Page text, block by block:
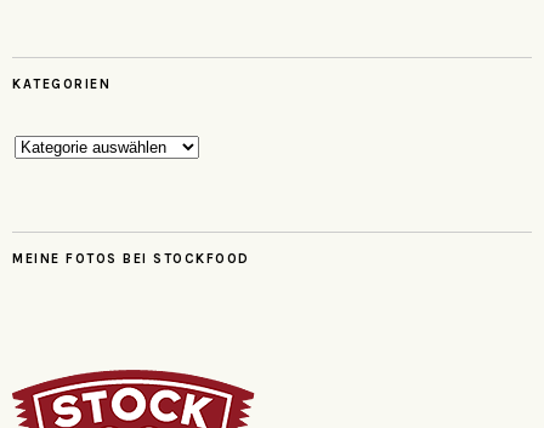
KATEGORIEN
Kategorien
MEINE FOTOS BEI STOCKFOOD